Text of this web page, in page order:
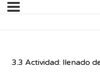
3.3 Actividad: llenado